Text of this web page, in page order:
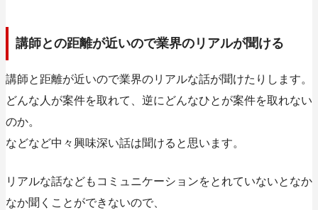
講師との距離が近いので業界のリアルが聞ける
講師と距離が近いので業界のリアルな話が聞けたりします。
どんな人が案件を取れて、逆にどんなひとが案件を取れない
のか。
などなど中々興味深い話は聞けると思います。
リアルな話などもコミュニケーションをとれていないとなか
なか聞くことができないので、